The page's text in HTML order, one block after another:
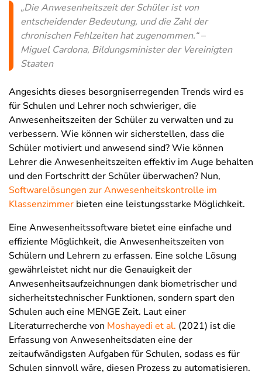
„Die Anwesenheitszeit der Schüler ist von
entscheidender Bedeutung, und die Zahl der
chronischen Fehlzeiten hat zugenommen.“ –
Miguel Cardona, Bildungsminister der Vereinigten
Staaten
Angesichts dieses besorgniserregenden Trends wird es
für Schulen und Lehrer noch schwieriger, die
Anwesenheitszeiten der Schüler zu verwalten und zu
verbessern. Wie können wir sicherstellen, dass die
Schüler motiviert und anwesend sind? Wie können
Lehrer die Anwesenheitszeiten effektiv im Auge behalten
und den Fortschritt der Schüler überwachen? Nun,
Softwarelösungen zur Anwesenheitskontrolle im
Klassenzimmer bieten eine leistungsstarke Möglichkeit.
Eine Anwesenheitssoftware bietet eine einfache und
effiziente Möglichkeit, die Anwesenheitszeiten von
Schülern und Lehrern zu erfassen. Eine solche Lösung
gewährleistet nicht nur die Genauigkeit der
Anwesenheitsaufzeichnungen dank biometrischer und
sicherheitstechnischer Funktionen, sondern spart den
Schulen auch eine MENGE Zeit. Laut einer
Literaturrecherche von Moshayedi et al. (2021) ist die
Erfassung von Anwesenheitsdaten eine der
zeitaufwändigsten Aufgaben für Schulen, sodass es für
Schulen sinnvoll wäre, diesen Prozess zu automatisieren.